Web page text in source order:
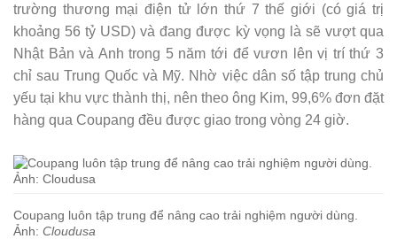
trường thương mại điện tử lớn thứ 7 thế giới (có giá trị
khoảng 56 tỷ USD) và đang được kỳ vọng là sẽ vượt qua
Nhật Bản và Anh trong 5 năm tới để vươn lên vị trí thứ 3
chỉ sau Trung Quốc và Mỹ. Nhờ việc dân số tập trung chủ
yếu tại khu vực thành thị, nên theo ông Kim, 99,6% đơn đặt
hàng qua Coupang đều được giao trong vòng 24 giờ.
Coupang luôn tập trung để nâng cao trải nghiệm người dùng.
Ảnh: Cloudusa